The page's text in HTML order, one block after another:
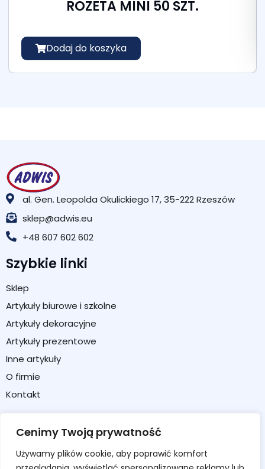
Cenimy Twoją prywatność
Używamy plików cookie, aby poprawić komfort
ROZETA MINI 50 SZT.
Dodaj do koszyka
al. Gen. Leopolda Okulickiego 17, 35-222 Rzeszów
sklep@adwis.eu
+48 607 602 602
Szybkie linki
Sklep
Artykuły biurowe i szkolne
Artykuły dekoracyjne
Artykuły prezentowe
Inne artykuły
O firmie
Kontakt
Koszyk